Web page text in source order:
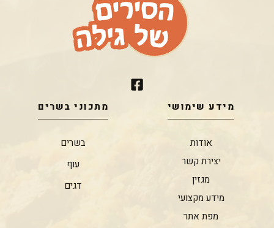
מידע שימושי
אודות
יצירת קשר
מגזין
מידע מקצועי
מפת אתר
מתכוני בשרים
בשרים
עוף
דגים